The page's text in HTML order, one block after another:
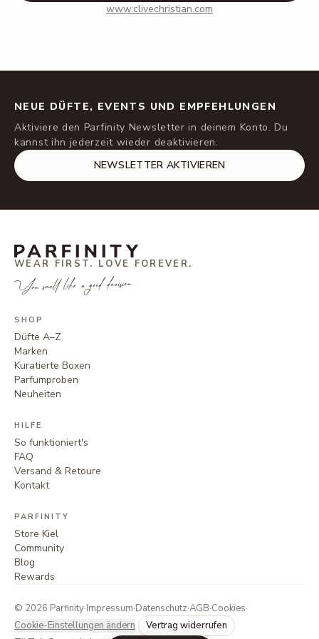
www.clivechristian.com
NEUE DÜFTE, EVENTS UND EMPFEHLUNGEN
Aktiviere den Parfinity Newsletter in deinem Konto. Du
kannst ihn jederzeit wieder deaktivieren.
NEWSLETTER AKTIVIEREN
WEAR FIRST. LOVE FOREVER.
You smell like a good decision.
SHOP
Düfte A–Z
Marken
Kuratierte Boxen
Parfumproben
Neuheiten
HILFE
So funktioniert's
FAQ
Versand & Retoure
Kontakt
PARFINITY
Store Kiel
Community
Blog
Rewards
© 2026 Parfinity·Impressum·Datenschutz·AGB·Cookies·
Cookie-Einstellungen ändern
Vertrag widerrufen